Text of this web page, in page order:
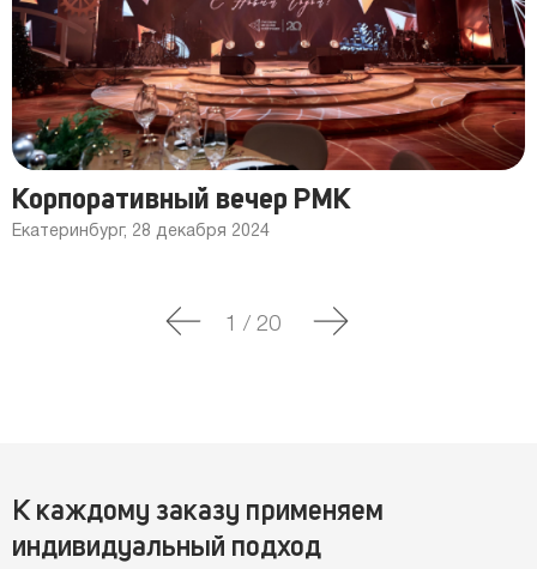
Корпоративный вечер РМК
Екатеринбург, 28 декабря 2024
1 / 20
К каждому заказу применяем
индивидуальный подход